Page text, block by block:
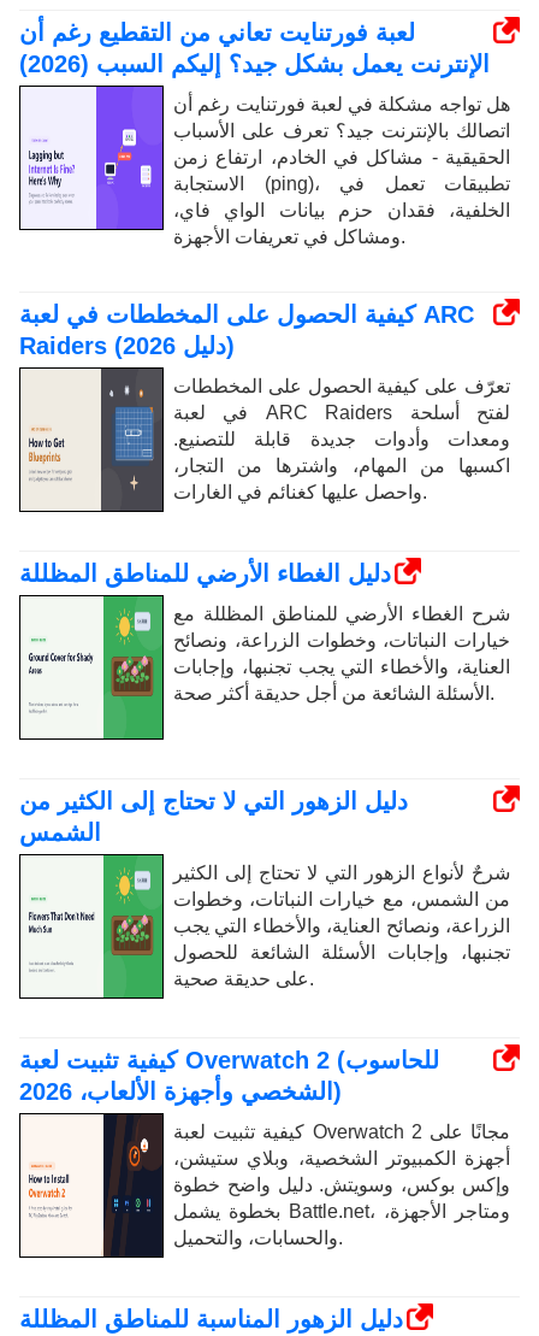
لعبة فورتنايت تعاني من التقطيع رغم أن
الإنترنت يعمل بشكل جيد؟ إليكم السبب (2026)
هل تواجه مشكلة في لعبة فورتنايت رغم أن
اتصالك بالإنترنت جيد؟ تعرف على الأسباب
الحقيقية - مشاكل في الخادم، ارتفاع زمن
الاستجابة (ping)، تطبيقات تعمل في
الخلفية، فقدان حزم بيانات الواي فاي،
ومشاكل في تعريفات الأجهزة.
كيفية الحصول على المخططات في لعبة ARC
Raiders (دليل 2026)
تعرّف على كيفية الحصول على المخططات
في لعبة ARC Raiders لفتح أسلحة
ومعدات وأدوات جديدة قابلة للتصنيع.
اكسبها من المهام، واشترها من التجار،
واحصل عليها كغنائم في الغارات.
دليل الغطاء الأرضي للمناطق المظللة
شرح الغطاء الأرضي للمناطق المظللة مع
خيارات النباتات، وخطوات الزراعة، ونصائح
العناية، والأخطاء التي يجب تجنبها، وإجابات
الأسئلة الشائعة من أجل حديقة أكثر صحة.
دليل الزهور التي لا تحتاج إلى الكثير من
الشمس
شرحٌ لأنواع الزهور التي لا تحتاج إلى الكثير
من الشمس، مع خيارات النباتات، وخطوات
الزراعة، ونصائح العناية، والأخطاء التي يجب
تجنبها، وإجابات الأسئلة الشائعة للحصول
على حديقة صحية.
كيفية تثبيت لعبة Overwatch 2 (للحاسوب
الشخصي وأجهزة الألعاب، 2026)
كيفية تثبيت لعبة Overwatch 2 مجانًا على
أجهزة الكمبيوتر الشخصية، وبلاي ستيشن،
وإكس بوكس، وسويتش. دليل واضح خطوة
بخطوة يشمل Battle.net، ومتاجر الأجهزة،
والحسابات، والتحميل.
دليل الزهور المناسبة للمناطق المظللة